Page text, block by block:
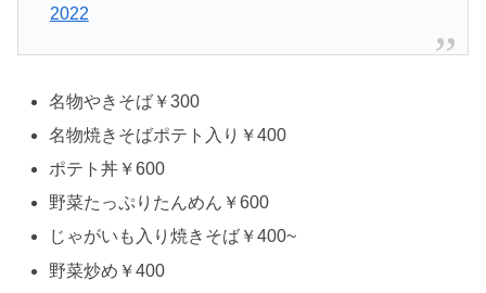
2022
名物やきそば￥300
名物焼きそばポテト入り￥400
ポテト丼￥600
野菜たっぷりたんめん￥600
じゃがいも入り焼きそば￥400~
野菜炒め￥400